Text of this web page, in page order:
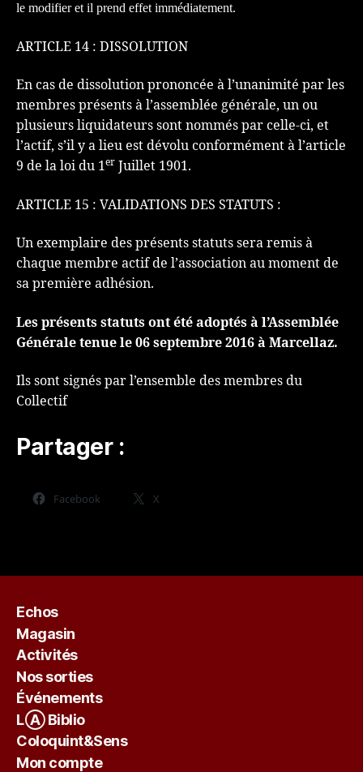
le modifier et il prend effet immédiatement.
ARTICLE 14 : DISSOLUTION
En cas de dissolution prononcée à l’unanimité par les
membres présents à l’assemblée générale, un ou
plusieurs liquidateurs sont nommés par celle-ci, et
l’actif, s’il y a lieu est dévolu conformément à l’article
9 de la loi du 1er Juillet 1901.
ARTICLE 15 : VALIDATIONS DES STATUTS :
Un exemplaire des présents statuts sera remis à
chaque membre actif de l’association au moment de
sa première adhésion.
Les présents statuts ont été adoptés à l’Assemblée
Générale tenue le 06 septembre 2016 à Marcellaz.
Ils sont signés par l’ensemble des membres du
Collectif
Partager :
Facebook X
Echos
Magasin
Activités
Nos sorties
Événements
LⒶ Biblio
Coloquint&Sens
Mon compte